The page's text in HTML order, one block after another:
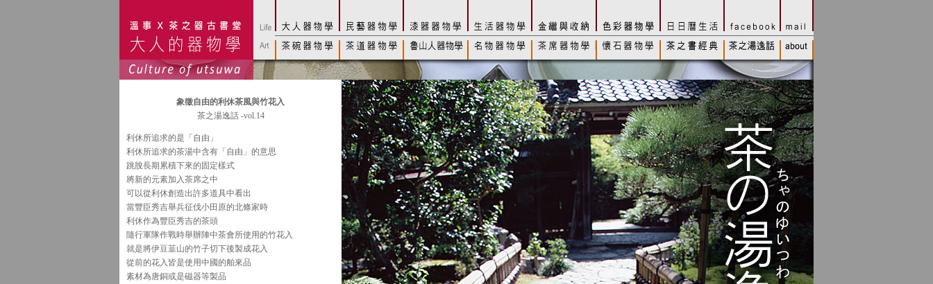
象徵自由的利休茶風與竹花入
茶之湯逸話 -vol.14
利休所追求的是「自由」
利休所追求的茶湯中含有「自由」的意思
跳脫長期累積下來的固定樣式
將新的元素加入茶席之中
可以從利休創造出許多道具中看出
當豐臣秀吉舉兵征伐小田原的北條家時
利休作為豐臣秀吉的茶頭
隨行軍隊作戰時舉辦陣中茶會所使用的竹花入
就是將伊豆韮山的竹子切下後製成花入
從前的花入皆是使用中國的舶來品
素材為唐銅或是磁器等製品